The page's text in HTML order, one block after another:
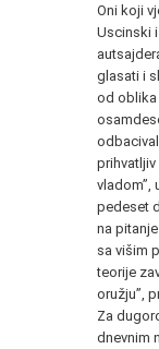
Oni koji
Uscinski i
glasati i
od
prihvatljiv
vladom”,
pedeset
na
sa višim
teorije
oružju”,
Za
dnevnim